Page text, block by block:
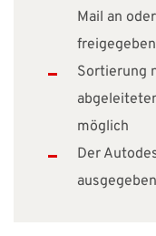
Mail an
Sortierung
möglich
Der